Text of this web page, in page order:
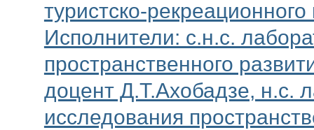
туристско-
Исполнители: с.н.с.
пространственного
доцент Д.Т.Ахобадзе, н.с.
исследования